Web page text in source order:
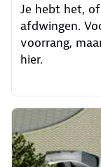
Je hebt het,
afdwingen.
voorrang,
hier.